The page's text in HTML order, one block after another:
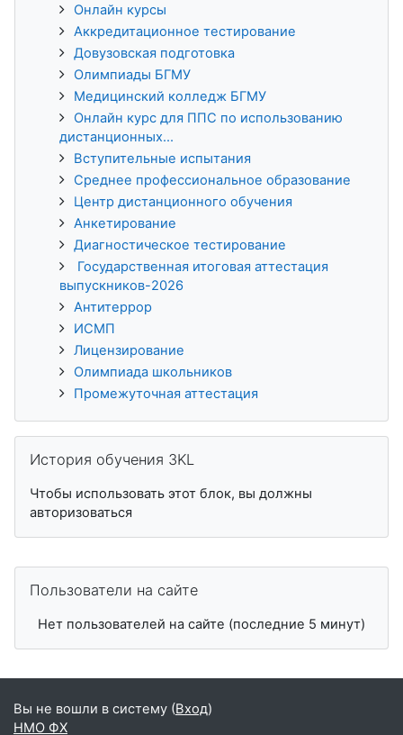
Онлайн курсы
Аккредитационное тестирование
Довузовская подготовка
Олимпиады БГМУ
Медицинский колледж БГМУ
Онлайн курс для ППС по использованию
дистанционных...
Вступительные испытания
Среднее профессиональное образование
Центр дистанционного обучения
Анкетирование
Диагностическое тестирование
Государственная итоговая аттестация
выпускников-2026
Антитеррор
ИСМП
Лицензирование
Олимпиада школьников
Промежуточная аттестация
История обучения 3KL
Чтобы использовать этот блок, вы должны
авторизоваться
Пользователи на сайте
Нет пользователей на сайте (последние 5 минут)
Вы не вошли в систему (Вход)
НМО ФХ